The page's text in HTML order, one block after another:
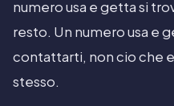
numero usa e getta si
resto. Un numero usa e
contattarti, non cio che
stesso.